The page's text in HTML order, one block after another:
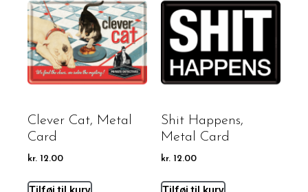
Clever Cat, Metal
Card
kr. 12.00
Shit Happens,
Metal Card
kr. 12.00